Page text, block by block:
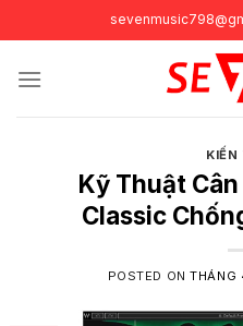
to
content
KIẾN
Kỹ Thuật
Classic
POSTED ONTHÁNG